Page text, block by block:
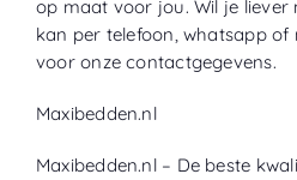
op maat voor jou. Wil je liever
kan per telefoon, whatsapp of
voor onze contactgegevens.
Maxibedden.nl
Maxibedden.nl – De beste